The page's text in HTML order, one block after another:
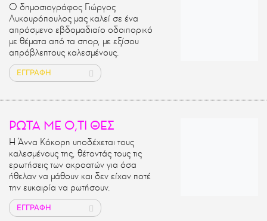
Ο δημοσιογράφος Γιώργος
Λυκουρόπουλος μας καλεί σε ένα
απρόσμενο εβδομαδιαίο οδοιπορικό
με θέματα από τα σπορ, με εξίσου
απρόβλεπτους καλεσμένους.
ΕΓΓΡΑΦΗ
ΡΩΤΑ ΜΕ Ο,ΤΙ ΘΕΣ
Η Άννα Κόκορη υποδέχεται τους
καλεσμένους της, θέτοντάς τους τις
ερωτήσεις των ακροατών για όσα
ήθελαν να μάθουν και δεν είχαν ποτέ
την ευκαιρία να ρωτήσουν.
ΕΓΓΡΑΦΗ